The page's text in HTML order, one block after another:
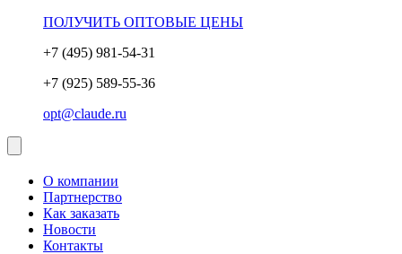
ПОЛУЧИТЬ ОПТОВЫЕ ЦЕНЫ
+7 (495) 981-54-31
+7 (925) 589-55-36
opt@claude.ru
О компании
Партнерство
Как заказать
Новости
Контакты